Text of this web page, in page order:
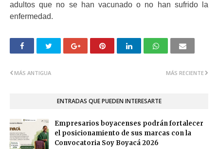
adultos que no se han vacunado o no han sufrido la
enfermedad.
MÁS RECIENTE
MÁS ANTIGUA
ENTRADAS QUE PUEDEN INTERESARTE
Empresarios boyacenses podrán fortalecer
el posicionamiento de sus marcas con la
Convocatoria Soy Boyacá 2026